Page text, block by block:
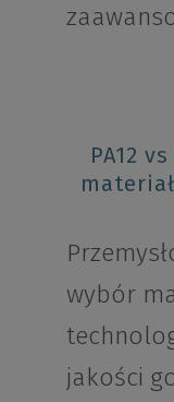
PA12
wybór
jakości